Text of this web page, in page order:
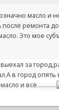
масло и
ремонта
Это мое
за
в город
и всё.............